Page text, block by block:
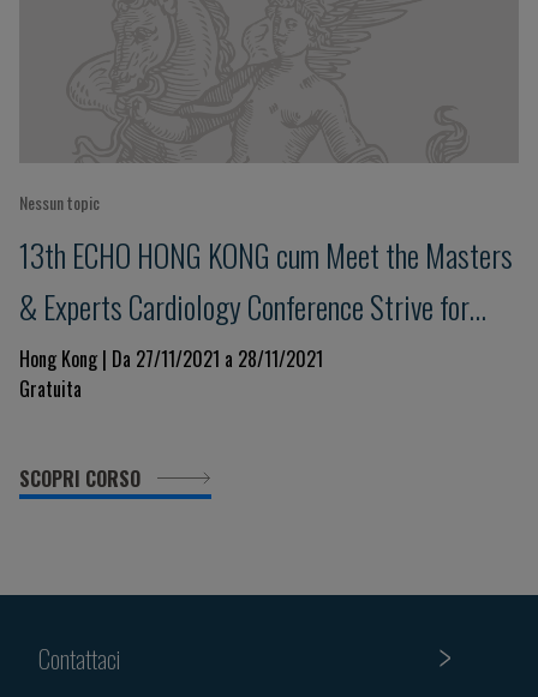
Nessun topic
13th ECHO HONG KONG cum Meet the Masters
& Experts Cardiology Conference Strive for
Clinical Excellence in COVID Pandemic
Hong Kong | Da 27/11/2021 a 28/11/2021
Gratuita
SCOPRI CORSO
Contattaci